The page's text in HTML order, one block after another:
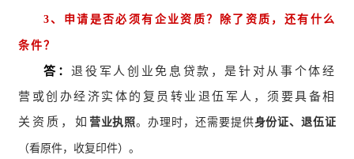
3、申请是否必须有企业资质？除了资质，还有什么
条件？
答：退役军人创业免息贷款，是针对从事个体经
营或创办经济实体的复员转业退伍军人，须要具备相
关资质，如 营业执照。办理时，还需要提供身份证、退伍证
（看原件，收复印件）。